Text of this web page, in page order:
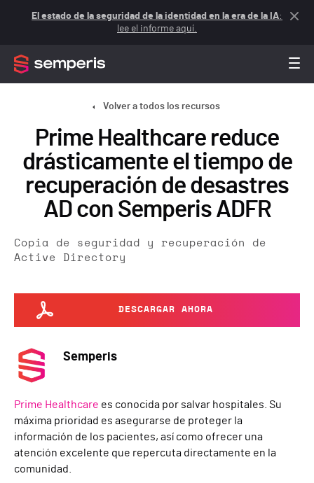
El estado de la seguridad de la identidad en la era de la IA:
lee el informe aquí.
Volver a todos los recursos
Prime Healthcare reduce
drásticamente el tiempo de
recuperación de desastres
AD con Semperis ADFR
Copia de seguridad y recuperación de
Active Directory
DESCARGAR AHORA
Semperis
Prime Healthcare es conocida por salvar hospitales. Su
máxima prioridad es asegurarse de proteger la
información de los pacientes, así como ofrecer una
atención excelente que repercuta directamente en la
comunidad.